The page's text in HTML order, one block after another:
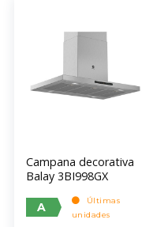
Campana decorativa
Balay 3BI998GX
A
Últimas
unidades